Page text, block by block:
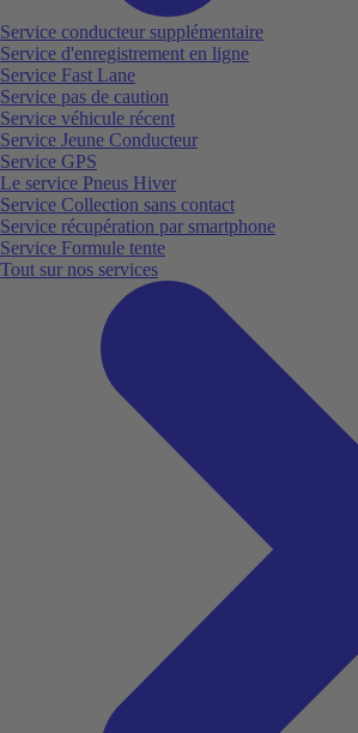
Service conducteur supplémentaire
Service d'enregistrement en ligne
Service Fast Lane
Service pas de caution
Service véhicule récent
Service Jeune Conducteur
Service GPS
Le service Pneus Hiver
Service Collection sans contact
Service récupération par smartphone
Service Formule tente
Tout sur nos services